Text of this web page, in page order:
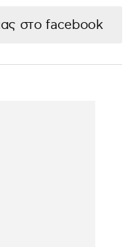
στο facebook